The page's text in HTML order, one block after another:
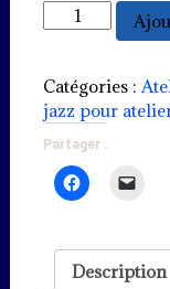
quantité
de
don't
mean
a
thing
Atelier
(Cycle
Catégories :
jazz pour
Partager :
Description